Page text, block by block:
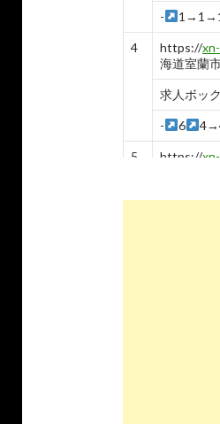
-
4 https://
海道室蘭
求人ボッ
- 6
5 https://
求人ボッ